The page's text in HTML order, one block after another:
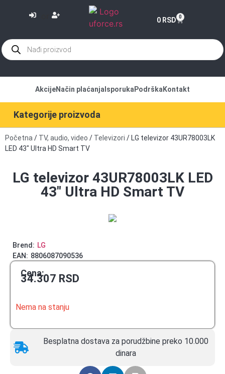
0 RSD 0
Kategorije proizvoda
AkcijeNačin plaćanja Isporuka Podrška Kontakt
Početna / TV, audio, video / Televizori / LG televizor 43UR78003LK
LED 43″ Ultra HD Smart TV
LG televizor 43UR78003LK LED
43″ Ultra HD Smart TV
Brend: LG
EAN: 8806087090536
Cena:
34.307 RSD
Nema na stanju
Besplatna dostava za porudžbine preko 10.000
dinara